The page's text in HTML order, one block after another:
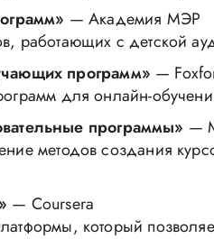
— Академия МЭР
работающих с детской
программ» —
для онлайн-
программы» —
методов создания
— Coursera
который